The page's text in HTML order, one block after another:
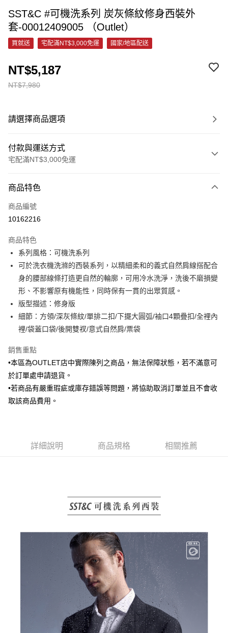
SST&C #可機洗系列 炭灰條紋修身西裝外
套-00012409005 （Outlet）
買就送 宅配滿NT$3,000免運 國家/地區配送
NT$7,980
NT$5,187
請選擇商品選項
付款與運送方式
宅配滿NT$3,000免運
信用卡一次付款
信用卡分期付款
合作金庫商業銀行
華南商業銀行
上海商業儲蓄銀行
台北富邦商業銀行
國泰世華商業銀行
兆豐國際商業銀行
臺灣中小企業銀行
台中商業銀行
匯豐（台灣）商業銀行
聯邦商業銀行
元大商業銀行
永豐商業銀行
玉山商業銀行
星展（台灣）商業銀行
台灣樂天信用卡公司
6 期 0 利率 每期
華南商業銀行
彰化商業銀行
上海商業儲蓄銀行
台北富邦商業銀行
國泰世華商業銀行
兆豐國際商業銀行
臺灣中小企業銀行
匯豐（台灣）商業銀行
華泰商業銀行
聯邦商業銀行
遠東國際商業銀行
元大商業銀行
永豐商業銀行
玉山商業銀行
台灣樂天信用卡公司
LINE Pay
Apple Pay
街口支付
悠遊付
AFTEE先享後付
相關說明
【關於「AFTEE先享後付」】
３．安心：先確認商品／服務後，再付款。
３．收到繳費通知簡訊後14天內，點擊此簡訊中的連結，可透過四大超商／
ATM／網路銀行／等多元方式進行付款，方視為交易完成。
後付繳納相關費用。
※ 交易是否成功請以「AFTEE先享後付 」之結帳頁面顯示為準，若有關於
是否繳費成功／繳費後需取消欲退款等相關疑問，請聯繫「AFTEE先享後付
https://netprotections.freshdesk.com/support/home
【注意事項】
１．透過由恩沛科技股份有限公司提供之「AFTEE先享後付」服務完成之交
易，需依本服務之必要範圍內提供個人資料，並將交易相關給付款項請求債
權轉讓予恩沛科技股份有限公司。
２．關於個人資料處理事宜，請瀏覽以下網址：
https://aftee.tw/terms/#terms3
新竹物流宅配
每筆NT$350，滿NT$3,500(含以上)免運費
商品特色
商品編號
10162216
商品特色
系列風格：可機洗系列
可於洗衣機洗滌的西裝系列，以精細柔和的義式自然肩線搭配合
身的腰部線條打造更自然的輪廓，可用冷水洗淨，洗後不磨損變
形、不影響原有機能性，同時保有一貫的出眾質感。
版型描述：修身版
細節：方領/深灰條紋/單排二扣/下擺大圓弧/袖口4顆疊扣/全裡內
裡/袋蓋口袋/後開雙衩/意式自然肩/票袋
銷售重點
•本區為OUTLET店中實際陳列之商品，無法保障狀態，若不滿意可
於訂單處申請退貨。
•若商品有嚴重瑕疵或庫存錯誤等問題，將協助取消訂單並且不會收
取該商品費用。
詳細說明 商品規格 相關推薦